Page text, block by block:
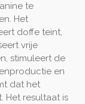
te
Het
doffe teint,
vrije
stimuleert de
en
dat het
Het resultaat is